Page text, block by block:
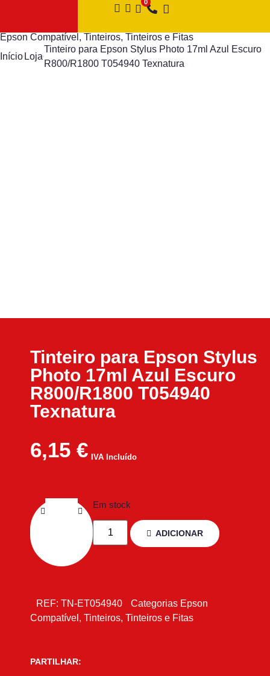
Epson Compatível , Tinteiros, Tinteiros e Fitas
Início Loja
Tinteiro para Epson Stylus Photo 17ml Azul Escuro
R800/R1800 T054940 Texnatura
Tinteiro para Epson Stylus
Photo 17ml Azul Escuro
R800/R1800 T054940
Texnatura
6,15 € IVA Incluído
Em stock
ADICIONAR
REF: TN-ET054940 Categorias Epson
Compatível , Tinteiros, Tinteiros e Fitas
PARTILHAR: